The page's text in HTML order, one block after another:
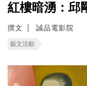
紅樓暗湧：邱
撰文 誠品電影院
藝文活動